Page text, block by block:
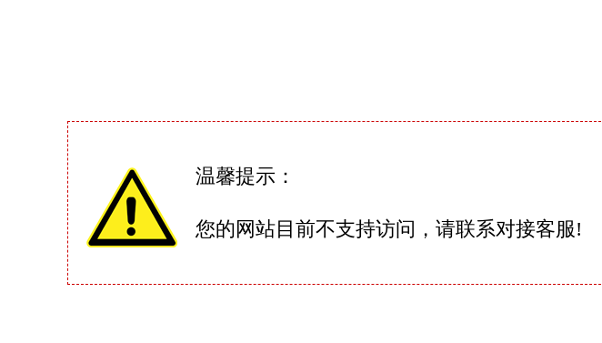
温馨提示：
您的网站目前不支持访问，请联系对接客服!